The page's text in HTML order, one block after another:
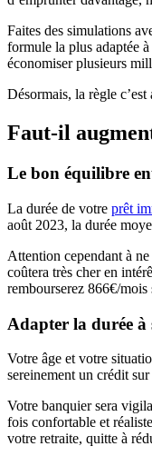
Faites des simulations
formule la plus adaptée
économiser plusieurs
Désormais, la règle
Faut-il
Le bon équilibre
La durée de votre prêt
août 2023, la durée
Attention cependant à
coûtera très cher en
rembourserez 866€/
Adapter la durée à
Votre âge et votre
sereinement un crédit
Votre banquier sera
fois confortable et
votre retraite, quitte à